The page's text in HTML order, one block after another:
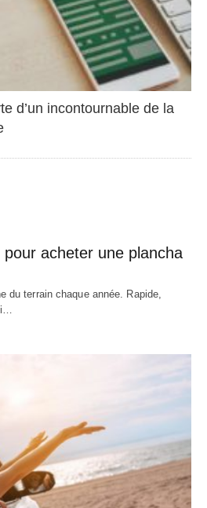
d’un incontournable de la
acheter une plancha
du terrain chaque année. Rapide,